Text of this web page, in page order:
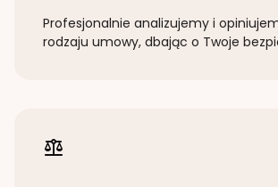
Profesjonalnie analizujemy i
rodzaju umowy, dbając o Twoje